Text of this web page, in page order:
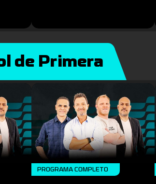
de Primera
PROGRAMA COMPLETO